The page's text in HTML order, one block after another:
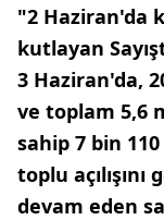
"2 Haziran'da
kutlayan
3 Haziran'da,
ve toplam 5,6
sahip 7 bin
toplu
devam eden